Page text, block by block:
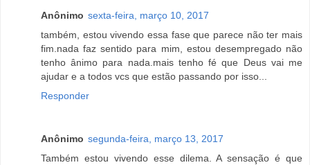
Anônimo sexta-feira, março 10, 2017
também, estou vivendo essa fase que parece não ter mais
fim.nada faz sentido para mim, estou desempregado não
tenho ânimo para nada.mais tenho fé que Deus vai me
ajudar e a todos vcs que estão passando por isso...
Responder
Anônimo segunda-feira, março 13, 2017
Também estou vivendo esse dilema. A sensação é que